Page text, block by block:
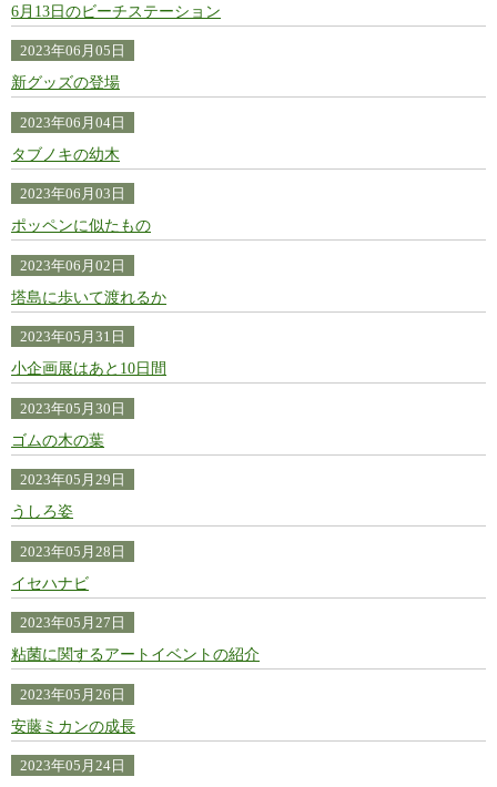
6月13日のビーチステーション
2023年06月05日
新グッズの登場
2023年06月04日
タブノキの幼木
2023年06月03日
ポッペンに似たもの
2023年06月02日
塔島に歩いて渡れるか
2023年05月31日
小企画展はあと10日間
2023年05月30日
ゴムの木の葉
2023年05月29日
うしろ姿
2023年05月28日
イセハナビ
2023年05月27日
粘菌に関するアートイベントの紹介
2023年05月26日
安藤ミカンの成長
2023年05月24日